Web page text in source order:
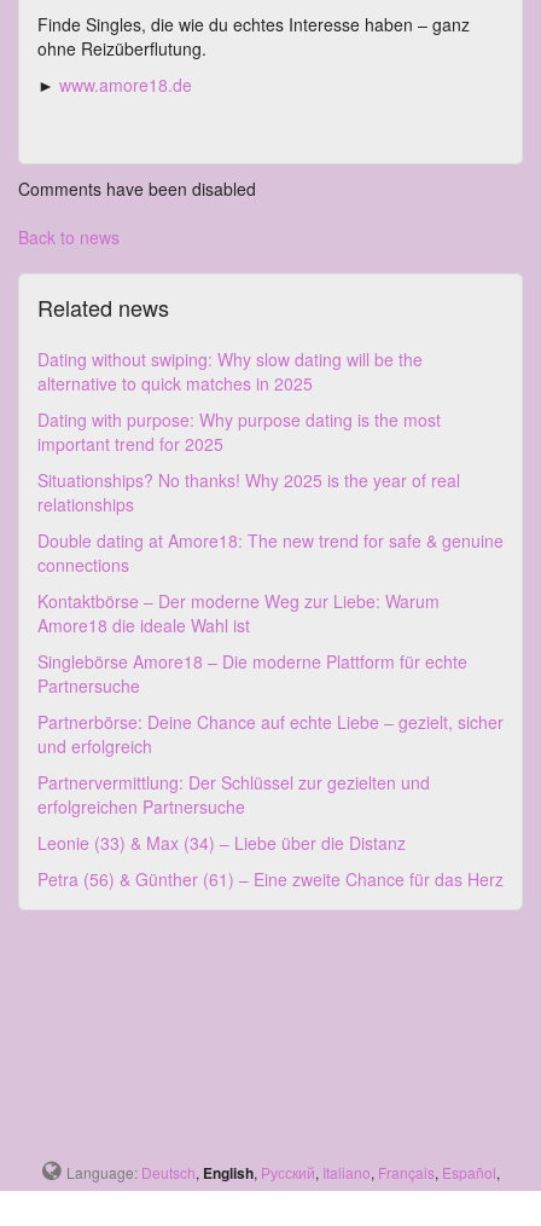
Finde Singles, die wie du echtes Interesse haben – ganz
ohne Reizüberflutung.
► www.amore18.de
Comments have been disabled
Back to news
Related news
Dating without swiping: Why slow dating will be the
alternative to quick matches in 2025
Dating with purpose: Why purpose dating is the most
important trend for 2025
Situationships? No thanks! Why 2025 is the year of real
relationships
Double dating at Amore18: The new trend for safe & genuine
connections
Kontaktbörse – Der moderne Weg zur Liebe: Warum
Amore18 die ideale Wahl ist
Singlebörse Amore18 – Die moderne Plattform für echte
Partnersuche
Partnerbörse: Deine Chance auf echte Liebe – gezielt, sicher
und erfolgreich
Partnervermittlung: Der Schlüssel zur gezielten und
erfolgreichen Partnersuche
Leonie (33) & Max (34) – Liebe über die Distanz
Petra (56) & Günther (61) – Eine zweite Chance für das Herz
Language: Deutsch, English, Русский, Italiano, Français, Español,